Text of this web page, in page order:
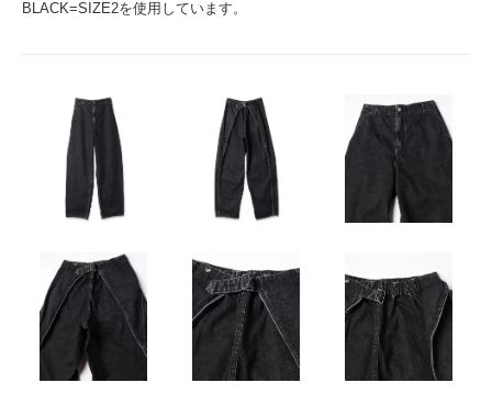
BLACK=SIZE2を使用しています。